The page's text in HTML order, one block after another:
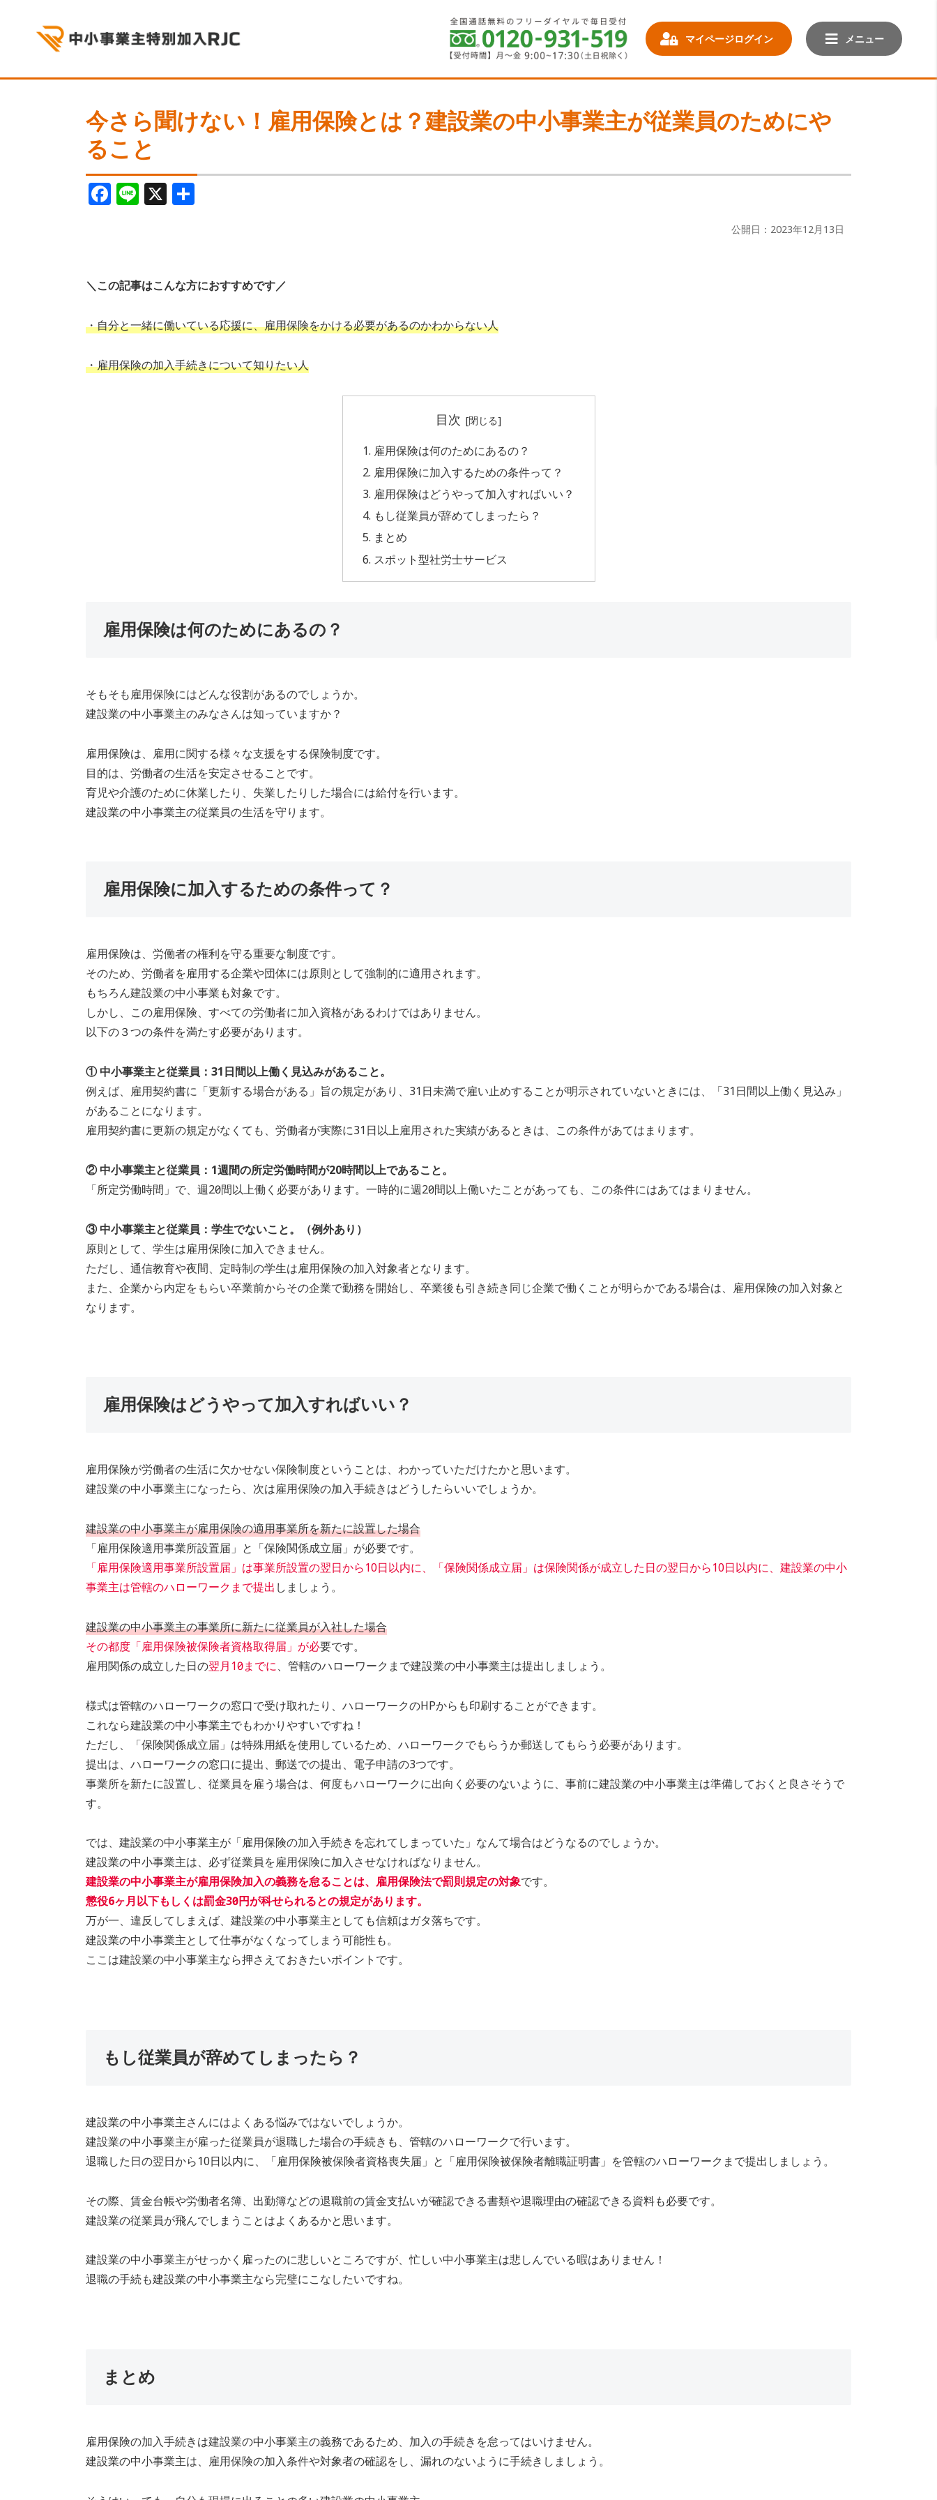
マイページログイン メニュー
今さら聞けない！雇用保険とは？建設業の中小事業主が従業員のためにや
ること
F
a
b
o
Li
n
X
公開日：2023年12月13日
＼この記事はこんな方におすすめです／
・自分と一緒に働いている応援に、雇用保険をかける必要があるのかわからない人
・雇用保険の加入手続きについて知りたい人
目次
雇用保険は何のためにあるの？
雇用保険に加入するための条件って？
雇用保険はどうやって加入すればいい？
もし従業員が辞めてしまったら？
まとめ
スポット型社労士サービス
雇用保険は何のためにあるの？
そもそも雇用保険にはどんな役割があるのでしょうか。
建設業の中小事業主のみなさんは知っていますか？
雇用保険は、雇用に関する様々な支援をする保険制度です。
目的は、労働者の生活を安定させることです。
育児や介護のために休業したり、失業したりした場合には給付を行います。
建設業の中小事業主の従業員の生活を守ります。
雇用保険に加入するための条件って？
雇用保険は、労働者の権利を守る重要な制度です。
そのため、労働者を雇用する企業や団体には原則として強制的に適用されます。
もちろん建設業の中小事業も対象です。
しかし、この雇用保険、すべての労働者に加入資格があるわけではありません。
以下の３つの条件を満たす必要があります。
① 中小事業主と従業員：31日間以上働く見込みがあること。
例えば、雇用契約書に「更新する場合がある」旨の規定があり、31日未満で雇い止めすることが明示されていないときには、「31日間以上働く見込み」
があることになります。
雇用契約書に更新の規定がなくても、労働者が実際に31日以上雇用された実績があるときは、この条件があてはまります。
② 中小事業主と従業員：1週間の所定労働時間が20時間以上であること。
「所定労働時間」で、週20時間以上働く必要があります。一時的に週20時間以上働いたことがあっても、この条件にはあてはまりません。
③ 中小事業主と従業員：学生でないこと。（例外あり）
原則として、学生は雇用保険に加入できません。
ただし、通信教育や夜間、定時制の学生は雇用保険の加入対象者となります。
また、企業から内定をもらい卒業前からその企業で勤務を開始し、卒業後も引き続き同じ企業で働くことが明らかである場合は、雇用保険の加入対象と
なります。
雇用保険はどうやって加入すればいい？
雇用保険が労働者の生活に欠かせない保険制度ということは、わかっていただけたかと思います。
建設業の中小事業主になったら、次は雇用保険の加入手続きはどうしたらいいでしょうか。
建設業の中小事業主が雇用保険の適用事業所を新たに設置した場合
「雇用保険適用事業所設置届」と「保険関係成立届」が必要です。
「雇用保険適用事業所設置届」は事業所設置の翌日から10日以内に、「保険関係成立届」は保険関係が成立した日の翌日から10日以内に、建設業の中小
事業主は管轄のハローワークまで提出 しましょう。
建設業の中小事業主の事業所に新たに従業員が入社した場合
その都度「雇用保険被保険者資格取得届」が必要です。
雇用関係の成立した日の翌月10日までに、管轄のハローワークまで建設業の中小事業主は提出しましょう。
様式は管轄のハローワークの窓口で受け取れたり、ハローワークのHPからも印刷することができます。
これなら建設業の中小事業主でもわかりやすいですね！
ただし、「保険関係成立届」は特殊用紙を使用しているため、ハローワークでもらうか郵送してもらう必要があります。
提出は、ハローワークの窓口に提出、郵送での提出、電子申請の3つです。
事業所を新たに設置し、従業員を雇う場合は、何度もハローワークに出向く必要のないように、事前に建設業の中小事業主は準備しておくと良さそうで
す。
では、建設業の中小事業主が「雇用保険の加入手続きを忘れてしまっていた」なんて場合はどうなるのでしょうか。
建設業の中小事業主は、必ず従業員を雇用保険に加入させなければなりません。
建設業の中小事業主が雇用保険加入の義務を怠ることは、雇用保険法で罰則規定の対象です。
懲役6ヶ月以下もしくは罰金30万円が科せられるとの規定があります。
万が一、違反してしまえば、建設業の中小事業主としても信頼はガタ落ちです。
建設業の中小事業主として仕事がなくなってしまう可能性も。
ここは建設業の中小事業主なら押さえておきたいポイントです。
もし従業員が辞めてしまったら？
建設業の中小事業主さんにはよくある悩みではないでしょうか。
建設業の中小事業主が雇った従業員が退職した場合の手続きも、管轄のハローワークで行います。
退職した日の翌日から10日以内に、「雇用保険被保険者資格喪失届」と「雇用保険被保険者離職証明書」を管轄のハローワークまで提出しましょう。
その際、賃金台帳や労働者名簿、出勤簿などの退職前の賃金支払いが確認できる書類や退職理由の確認できる資料も必要です。
建設業の従業員が飛んでしまうことはよくあるかと思います。
建設業の中小事業主がせっかく雇ったのに悲しいところですが、忙しい中小事業主は悲しんでいる暇はありません！
退職の手続も建設業の中小事業主なら完璧にこなしたいですね。
まとめ
雇用保険の加入手続きは建設業の中小事業主の義務であるため、加入の手続きを怠ってはいけません。
建設業の中小事業主は、雇用保険の加入条件や対象者の確認をし、漏れのないように手続きしましょう。